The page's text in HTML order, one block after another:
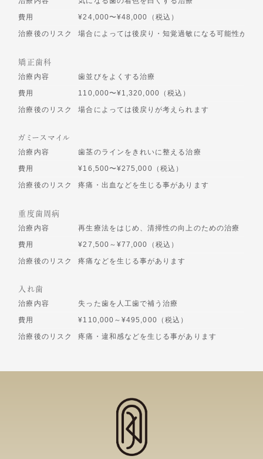
費用
¥24,000〜¥48,000（税込）
治療後のリスク
場合によっては後戻り・知覚過敏になる可能性があ
矯正歯科
治療内容
歯並びをよくする治療
費用
110,000〜¥1,320,000（税込）
治療後のリスク
場合によっては後戻りが考えられます
ガミースマイル
治療内容
歯茎のラインをきれいに整える治療
費用
¥16,500〜¥275,000（税込）
治療後のリスク
疼痛・出血などを生じる事があります
重度歯周病
治療内容
再生療法をはじめ、清掃性の向上のための治療
費用
¥27,500～¥77,000（税込）
治療後のリスク
疼痛などを生じる事があります
入れ歯
治療内容
失った歯を人工歯で補う治療
費用
¥110,000～¥495,000（税込）
治療後のリスク
疼痛・違和感などを生じる事があります